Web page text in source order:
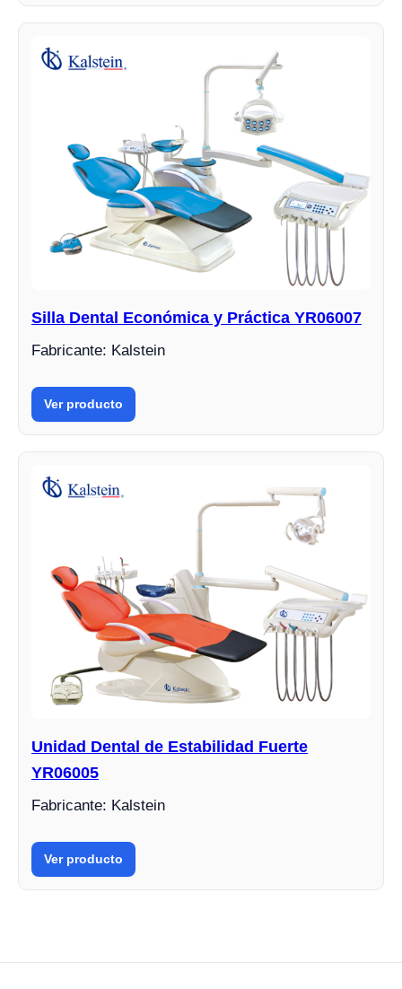
Silla Dental Económica y Práctica YR06007
Fabricante: Kalstein
Ver producto
Unidad Dental de Estabilidad Fuerte
YR06005
Fabricante: Kalstein
Ver producto